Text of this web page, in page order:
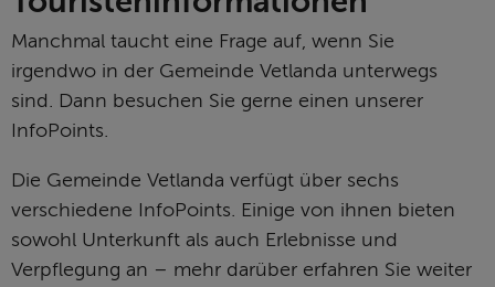
Manchmal taucht eine Frage auf, wenn Sie
irgendwo in der Gemeinde Vetlanda unterwegs
sind. Dann besuchen Sie gerne einen unserer
InfoPoints.
Die Gemeinde Vetlanda verfügt über sechs
verschiedene InfoPoints. Einige von ihnen bieten
sowohl Unterkunft als auch Erlebnisse und
Verpflegung an – mehr darüber erfahren Sie weiter